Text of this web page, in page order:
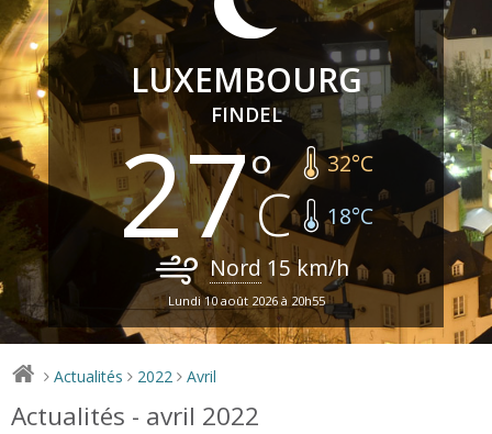
LUXEMBOURG
FINDEL
27 32°C
18°C
Nord 15km/h
Lundi 10 août 2026 à 20h55
> Actualités > 2022 > Avril
Actualités - avril 2022